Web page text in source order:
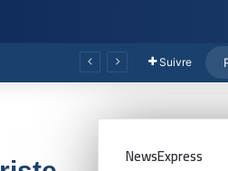
Suivre
NewsExpress